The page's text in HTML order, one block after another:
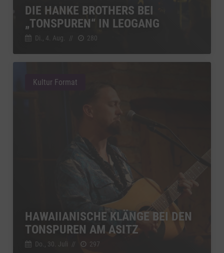
DIE HANKE BROTHERS BEI
„TONSPUREN“ IN LEOGANG
Di., 4. Aug. // 280
HAWAIIANISCHE KLÄNGE BEI DEN
TONSPUREN AM ASITZ
Do., 30. Juli // 297
Kultur Format
YouTube
Google Ireland Limited, Irland